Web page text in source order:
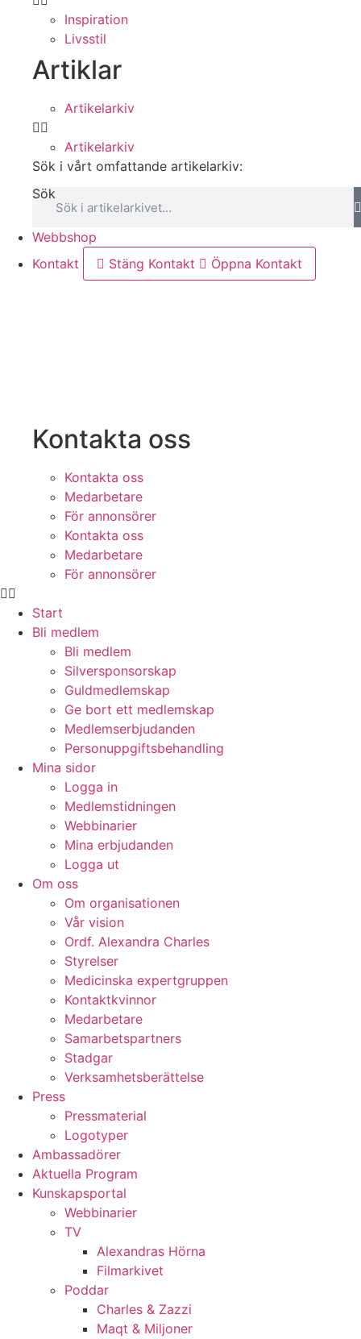
Inspiration
Livsstil
Artiklar
Artikelarkiv
Artikelarkiv
Sök i vårt omfattande artikelarkiv:
Sök
Webbshop
Kontakt
Stäng Kontakt Öppna Kontakt
Kontakta oss
Kontakta oss
Medarbetare
För annonsörer
Kontakta oss
Medarbetare
För annonsörer
Start
Bli medlem
Bli medlem
Silversponsorskap
Guldmedlemskap
Ge bort ett medlemskap
Medlemserbjudanden
Personuppgiftsbehandling
Mina sidor
Logga in
Medlemstidningen
Webbinarier
Mina erbjudanden
Logga ut
Om oss
Om organisationen
Vår vision
Ordf. Alexandra Charles
Styrelser
Medicinska expertgruppen
Kontaktkvinnor
Medarbetare
Samarbetspartners
Stadgar
Verksamhetsberättelse
Press
Pressmaterial
Logotyper
Ambassadörer
Aktuella Program
Kunskapsportal
Webbinarier
TV
Alexandras Hörna
Filmarkivet
Poddar
Charles & Zazzi
Maqt & Miljoner